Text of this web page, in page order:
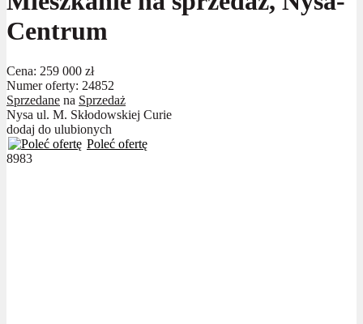
Centrum
Cena: 259 000 zł
Numer oferty: 24852
Sprzedane na Sprzedaż
Nysa ul. M. Skłodowskiej Curie
dodaj do ulubionych
Poleć ofertę
8983